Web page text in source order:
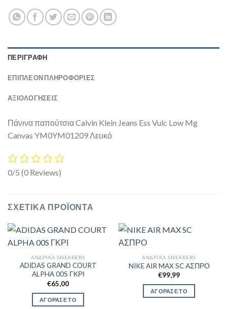
ΠΕΡΙΓΡΑΦΉ
ΕΠΙΠΛΈΟΝ ΠΛΗΡΟΦΟΡΊΕΣ
ΑΞΙΟΛΟΓΗΣΕΙΣ
Πάνινα παπούτσια Calvin Klein Jeans Ess Vulc Low Mg
Canvas YM0YM01209 Λευκό
0/5 (0 Reviews)
ΣΧΕΤΙΚΆ ΠΡΟΪΌΝΤΑ
ΑΝΔΡΙΚΆ SNEAKERS
ADIDAS GRAND COURT
ALPHA 00S ΓΚΡΙ
€65,00
ΑΓΟΡΑΣΕ ΤΟ
ΑΝΔΡΙΚΆ SNEAKERS
NIKE AIR MAX SC ΑΣΠΡΟ
€99,99
ΑΓΟΡΑΣΕ ΤΟ